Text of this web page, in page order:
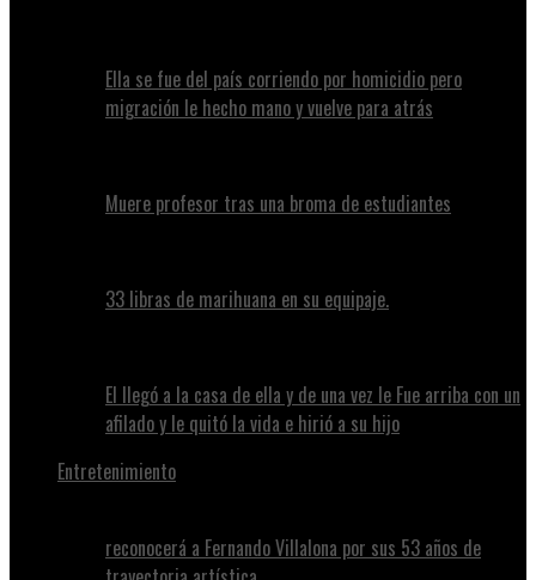
Ella se fue del país corriendo por homicidio pero
migración le hecho mano y vuelve para atrás
Muere profesor tras una broma de estudiantes
33 libras de marihuana en su equipaje.
El llegó a la casa de ella y de una vez le Fue arriba con un
afilado y le quitó la vida e hirió a su hijo
Entretenimiento
reconocerá a Fernando Villalona por sus 53 años de